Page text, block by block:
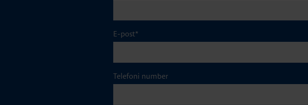
E-post*
Telefoni number